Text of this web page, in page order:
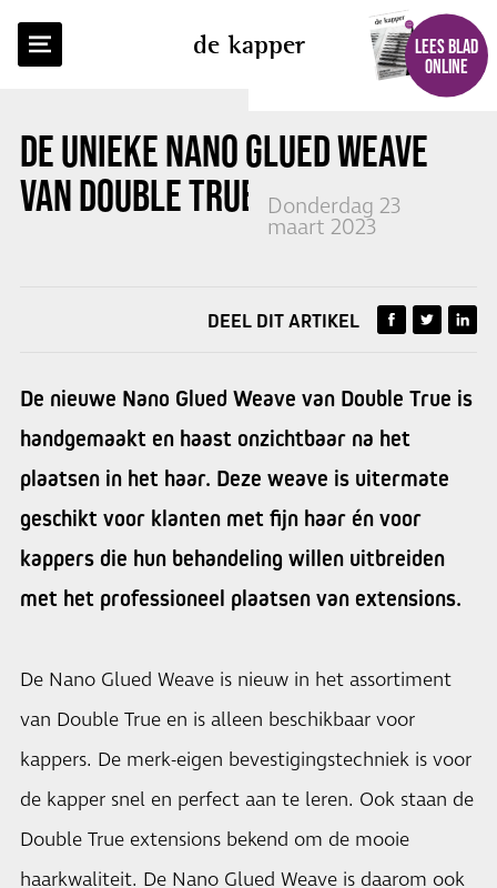
de kapper
LEES BLAD
ONLINE
DE UNIEKE NANO GLUED WEAVE
VANDOUBLE TRUE Donderdag 23
maart 2023
TERUG NAAR OVERZICHT
DEEL DIT ARTIKEL
De nieuwe Nano Glued Weave van Double True is
handgemaakt en haast onzichtbaar na het
plaatsen in het haar. Deze weave is uitermate
geschikt voor klanten met fijn haar én voor
kappers die hun behandeling willen uitbreiden
met het professioneel plaatsen van extensions.
De Nano Glued Weave is nieuw in het assortiment
van Double True en is alleen beschikbaar voor
kappers. De merk-eigen bevestigingstechniek is voor
de kapper snel en perfect aan te leren. Ook staan de
Double True extensions bekend om de mooie
haarkwaliteit. De Nano Glued Weave is daarom ook